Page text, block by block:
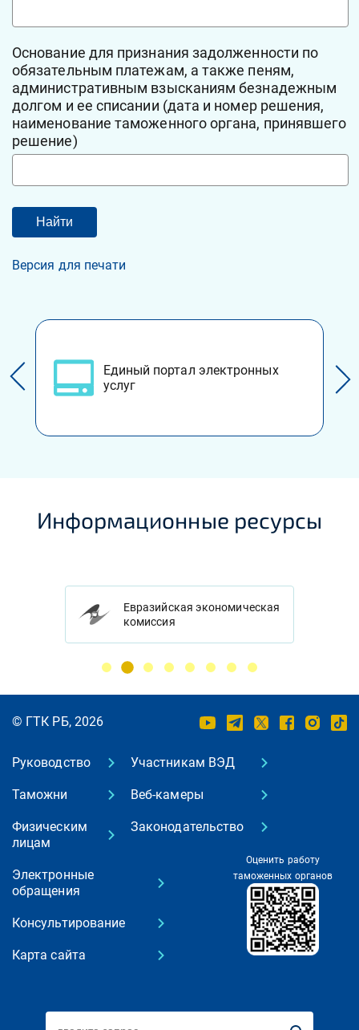
Основание для признания задолженности по
обязательным платежам, а также пеням,
административным взысканиям безнадежным
долгом и ее списании (дата и номер решения,
наименование таможенного органа, принявшего
решение)
Версия для печати
Единый портал электронных
услуг
Информационные ресурсы
Евразийская экономическая
комиссия
© ГТК РБ, 2026
Руководство
Таможни
Физическим
лицам
Участникам ВЭД
Веб-камеры
Законодательство
Электронные
обращения
Консультирование
Карта сайта
Оценить работу
таможенных органов